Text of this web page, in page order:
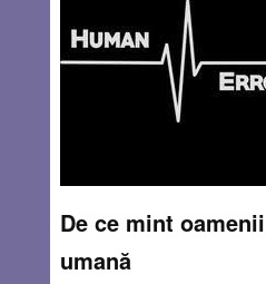
De ce mint
umană